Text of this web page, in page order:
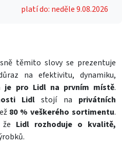
platí do: neděle 9.08.2026
těmito slovy se prezentuje
na efektivitu, dynamiku,
je pro Lidl na prvním místě.
Lidl stojí na privátních
80 % veškerého sortimentu.
Lidl rozhoduje o kvalitě,